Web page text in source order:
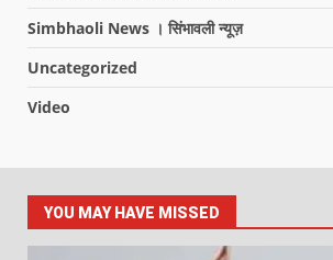
Simbhaoli News । सिंभावली न्यूज़
Uncategorized
Video
YOU MAY HAVE MISSED